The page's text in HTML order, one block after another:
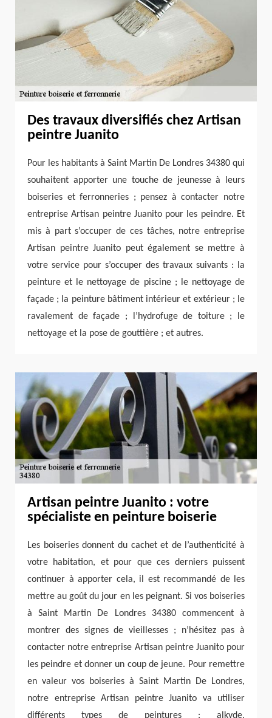
Des travaux diversifiés chez Artisan
peintre Juanito
Pour les habitants à Saint Martin De Londres 34380 qui
souhaitent apporter une touche de jeunesse à leurs
boiseries et ferronneries ; pensez à contacter notre
entreprise Artisan peintre Juanito pour les peindre. Et
mis à part s’occuper de ces tâches, notre entreprise
Artisan peintre Juanito peut également se mettre à
votre service pour s’occuper des travaux suivants : la
peinture et le nettoyage de piscine ; le nettoyage de
façade ; la peinture bâtiment intérieur et extérieur ; le
ravalement de façade ; l’hydrofuge de toiture ; le
nettoyage et la pose de gouttière ; et autres.
Artisan peintre Juanito : votre
spécialiste en peinture boiserie
Les boiseries donnent du cachet et de l’authenticité à
votre habitation, et pour que ces derniers puissent
continuer à apporter cela, il est recommandé de les
mettre au goût du jour en les peignant. Si vos boiseries
à Saint Martin De Londres 34380 commencent à
montrer des signes de vieillesses ; n’hésitez pas à
contacter notre entreprise Artisan peintre Juanito pour
les peindre et donner un coup de jeune. Pour remettre
en valeur vos boiseries à Saint Martin De Londres,
notre entreprise Artisan peintre Juanito va utiliser
différents types de peintures : alkyde,